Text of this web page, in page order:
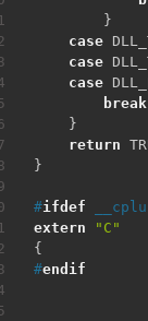
}
case
case
case
break
}
return
}
#ifdef
extern
"C"
{
#endif